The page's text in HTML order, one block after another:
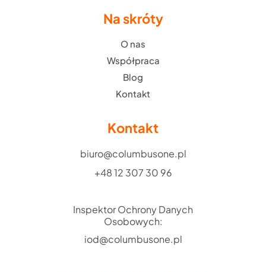
Na skróty
O nas
Współpraca
Blog
Kontakt
Kontakt
biuro@columbusone.pl
+48 12 307 30 96
Inspektor Ochrony Danych
Osobowych:
iod@columbusone.pl